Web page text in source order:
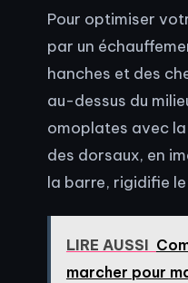
Pour optimiser
par un
hanches et des
au-dessus du
omoplates avec la
des dorsaux, en
la barre, rigidifie
LIRE AUSSI
marcher pour